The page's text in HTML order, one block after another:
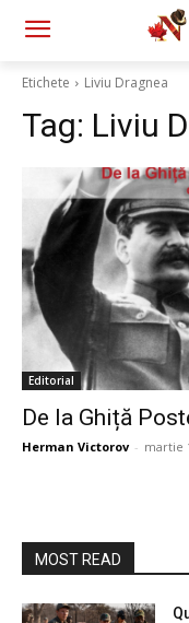
Etichete Liviu Dragnea
Tag: Liviu
Editorial
De la Ghiță
Herman Victorov - martie
MOST READ